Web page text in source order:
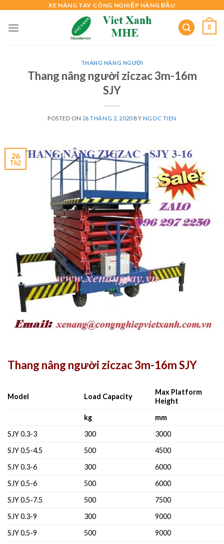
content
XE NÂNG TAY CÔNG NGHIỆP HÀNG ĐẦU
0
THANG NÂNG NGƯỜI
Thang nâng người ziczac 3m-16m
SJY
POSTED ON 26 THÁNG 2, 2020BY NGOC TIEN
26
Th2
Thang nâng người ziczac 3m-16m SJY
Model Load Capacity
Max Platform
Height
kg
mm
SJY 0.3-3
300
3000
SJY 0.5-4.5
500
4500
SJY 0.3-6
300
6000
SJY 0.5-6
500
6000
SJY 0.5-7.5
500
7500
SJY 0.3-9
300
9000
SJY 0.5-9
500
9000